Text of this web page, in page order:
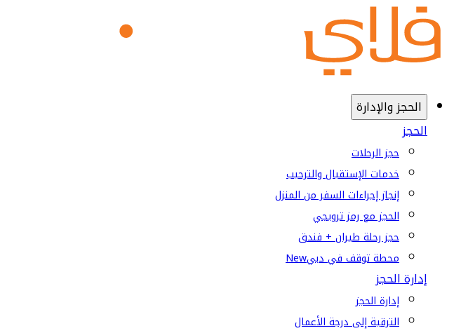
الحجز والإدارة
الحجز
حجز الرحلات
خدمات الإستقبال والترحيب
إنجاز إجراءات السفر من المنزل
الحجز مع رمز ترويجي
حجز رحلة طيران + فندق
محطة توقف في دبيNew
إدارة الحجز
إدارة الحجز
الترقية إلى درجة الأعمال